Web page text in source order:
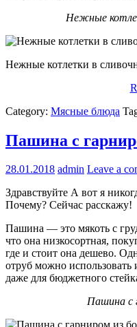
Нежные
Нежные котлетки в
Category: Мясные блюда
Пашина с
28.01.2018 admin Leave a
Здравствуйте А вот я
Почему? Сейчас расскажу!
Пашина — это мякоть с
что она низкосортная,
где и стоит она дешево.
отруб можно использовать
даже для бюджетного
Пашина с